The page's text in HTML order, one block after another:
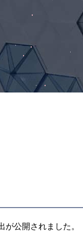
公開されました。